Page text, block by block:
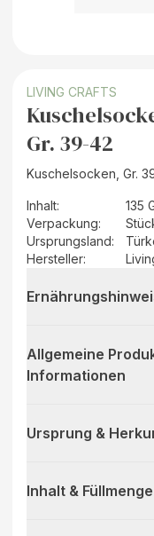
LIVING CRAFTS
Gr. 39-42
Kuschelsocken, Gr.
Inhalt:
135
Verpackung:
Ursprungsland:
Hersteller:
Allgemeine
Informationen
Ursprung &
Inhalt & Füllmenge